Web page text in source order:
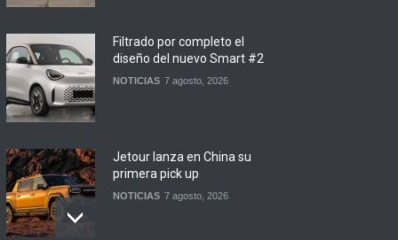
Filtrado por completo el
diseño del nuevo Smart #2
NOTICIAS 7 agosto, 2026
Jetour lanza en China su
primera pick up
NOTICIAS 7 agosto, 2026